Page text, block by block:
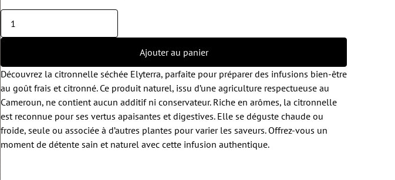
Ajouter au panier
Découvrez la citronnelle séchée Elyterra, parfaite pour préparer des infusions bien-être
au goût frais et citronné. Ce produit naturel, issu d’une agriculture respectueuse au
Cameroun, ne contient aucun additif ni conservateur. Riche en arômes, la citronnelle
est reconnue pour ses vertus apaisantes et digestives. Elle se déguste chaude ou
froide, seule ou associée à d’autres plantes pour varier les saveurs. Offrez-vous un
moment de détente sain et naturel avec cette infusion authentique.